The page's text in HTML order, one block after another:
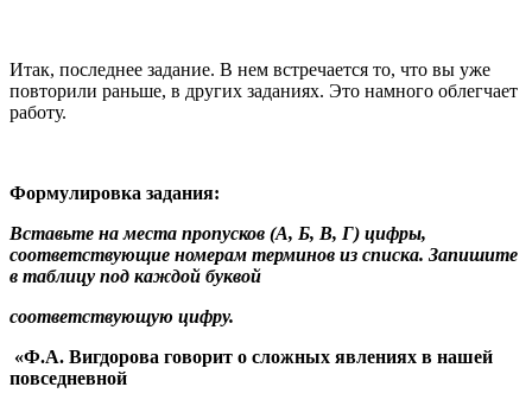
Итак, последнее задание. В нем встречается то, что вы уже
повторили раньше, в других заданиях. Это намного облегчает
работу.
Формулировка задания:
Вставьте на места пропусков (А, Б, В, Г) цифры,
соответствующие номерам терминов из списка. Запишите
в таблицу под каждой буквой
соответствующую цифру.
«Ф.А. Вигдорова говорит о сложных явлениях в нашей
повседневной